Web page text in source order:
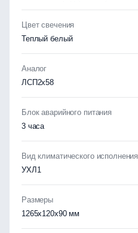
Цвет свечения
Теплый белый
Аналог
ЛСП2х58
Блок аварийного питания
3 часа
Вид климатического исполнения
УХЛ1
Размеры
1265x120x90 мм